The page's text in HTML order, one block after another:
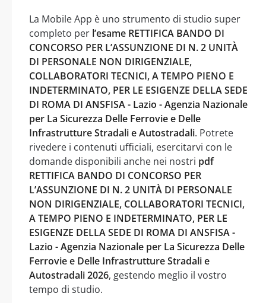
La Mobile App è uno strumento di studio super
completo per l’esame RETTIFICA BANDO DI
CONCORSO PER L’ASSUNZIONE DI N. 2 UNITÀ
DI PERSONALE NON DIRIGENZIALE,
COLLABORATORI TECNICI, A TEMPO PIENO E
INDETERMINATO, PER LE ESIGENZE DELLA SEDE
DI ROMA DI ANSFISA - Lazio - Agenzia Nazionale
per La Sicurezza Delle Ferrovie e Delle
Infrastrutture Stradali e Autostradali. Potrete
rivedere i contenuti ufficiali, esercitarvi con le
domande disponibili anche nei nostri pdf
RETTIFICA BANDO DI CONCORSO PER
L’ASSUNZIONE DI N. 2 UNITÀ DI PERSONALE
NON DIRIGENZIALE, COLLABORATORI TECNICI,
A TEMPO PIENO E INDETERMINATO, PER LE
ESIGENZE DELLA SEDE DI ROMA DI ANSFISA -
Lazio - Agenzia Nazionale per La Sicurezza Delle
Ferrovie e Delle Infrastrutture Stradali e
Autostradali 2026, gestendo meglio il vostro
tempo di studio.